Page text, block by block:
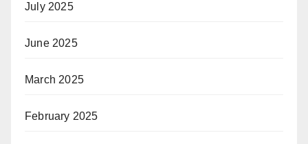
July 2025
June 2025
March 2025
February 2025